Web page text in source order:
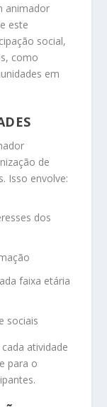
animador
este
social,
como
em
de
Isso envolve:
dos
faixa etária
sociais
atividade
para o